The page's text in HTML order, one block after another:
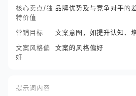
核心卖点/独
特价值
品牌优势及与竞争对手的
营销目标
文案意图，如提升认知、
文案风格偏
好
文案的风格偏好
提示词内容